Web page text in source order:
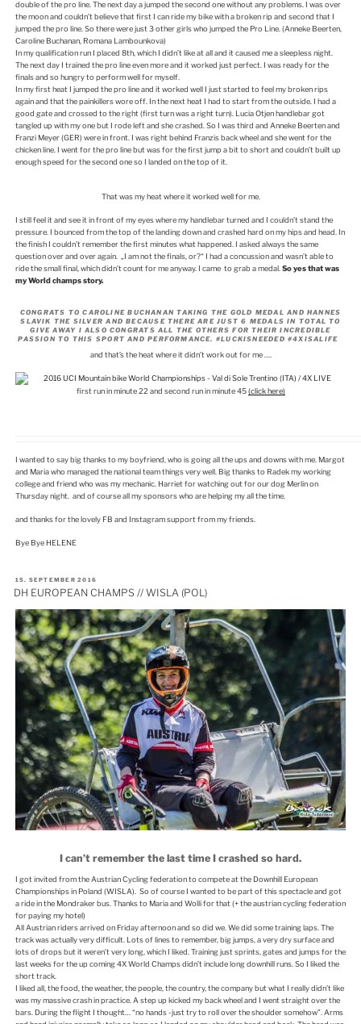
double of the pro line. The next day a jumped the second one without any problems. I was over
the moon and couldn’t believe that first I can ride my bike with a broken rip and second that I
jumped the pro line. So there were just 3 other girls who jumped the Pro Line. (Anneke Beerten,
Caroline Buchanan, Romana Lambounkova)
In my qualification run I placed 8th, which I didn’t like at all and it caused me a sleepless night.
The next day I trained the pro line even more and it worked just perfect. I was ready for the
finals and so hungry to perform well for myself.
In my first heat I jumped the pro line and it worked well I just started to feel my broken rips
again and that the painkillers wore off. In the next heat I had to start from the outside. I had a
good gate and crossed to the right (first turn was a right turn). Lucia Otjen handlebar got
tangled up with my one but I rode left and she crashed. So I was third and Anneke Beerten and
Franzi Meyer (GER) were in front. I was right behind Franzis back wheel and she went for the
chicken line. I went for the pro line but was for the first jump a bit to short and couldn’t built up
enough speed for the second one so I landed on the top of it.
That was my heat where it worked well for me.
I still feel it and see it in front of my eyes where my handlebar turned and I couldn’t stand the
pressure. I bounced from the top of the landing down and crashed hard on my hips and head. In
the finish I couldn’t remember the first minutes what happened. I asked always the same
question over and over again. „I am not the finals, or?“ I had a concussion and wasn’t able to
ride the small final, which didn’t count for me anyway. I came to grab a medal.So yes that was
my World champs story.
CONGRATS TO CAROLINE BUCHANAN TAKING THE GOLD MEDAL AND HANNES
SLAVIK THE SILVER AND BECAUSE THERE ARE JUST 6 MEDALS IN TOTAL TO
GIVE AWAY I ALSO CONGRATS ALL THE OTHERS FOR THEIR INCREDIBLE
PASSION TO THIS SPORT AND PERFORMANCE. #LUCKISNEEDED #4XISALIFE
and that’s the heat where it didn’t work out for me ….
first run in minute 22 and second run in minute 45(click here)
I wanted to say big thanks to my boyfriend, who is going all the ups and downs with me. Margot
and Maria who managed the national team things very well. Big thanks to Radek my working
college and friend who was my mechanic. Harriet for watching out for our dog Merlin on
Thursday night. and of course all my sponsors who are helping my all the time.
and thanks for the lovely FB and Instagram support from my friends.
Bye Bye HELENE
VERÖFFENTLICHT
AM
15. SEPTEMBER 2016
DH EUROPEAN CHAMPS // WISLA (POL)
I can’t remember the last time I crashed so hard.
I got invited from the Austrian Cycling federation to compete at the Downhill European
Championships in Poland (WISLA). So of course I wanted to be part of this spectacle and got
a ride in the Mondraker bus. Thanks to Maria and Wolli for that (+ the austrian cycling federation
for paying my hotel)
All Austrian riders arrived on Friday afternoon and so did we. We did some training laps. The
track was actually very difficult. Lots of lines to remember, big jumps, a very dry surface and
lots of drops but it weren’t very long, which I liked. Training just sprints, gates and jumps for the
last weeks for the up coming 4X World Champs didn’t include long downhill runs. So I liked the
short track.
I liked all, the food, the weather, the people, the country, the company but what I really didn’t like
was my massive crash in practice. A step up kicked my back wheel and I went straight over the
bars. During the flight I thought… “no hands -just try to roll over the shoulder somehow”. Arms